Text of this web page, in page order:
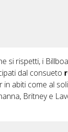
si rispetti, i
dal consueto
in abiti come al
Britney e